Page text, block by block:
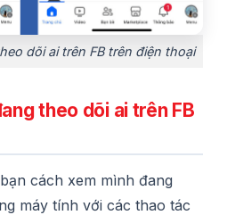
dõi ai trên FB trên điện thoại
theo dõi ai trên FB
cách xem mình đang
máy tính với các thao tác